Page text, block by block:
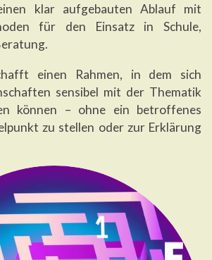
klar aufgebauten Ablauf mit
für den Einsatz in Schule,
einen Rahmen, in dem sich
sensibel mit der Thematik
können – ohne ein betroffenes
zu stellen oder zur Erklärung